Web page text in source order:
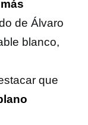
de Álvaro
blanco,
que